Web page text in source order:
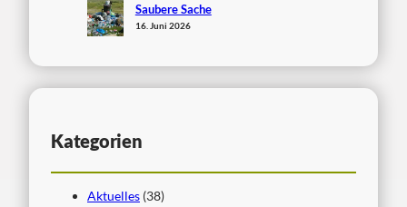
Saubere Sache
16. Juni 2026
Kategorien
Aktuelles (38)